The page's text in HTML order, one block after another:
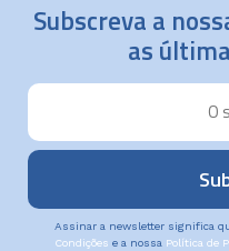
Subscreva a
as
Assinar a newsletter significa
Condições e a nossa Política de